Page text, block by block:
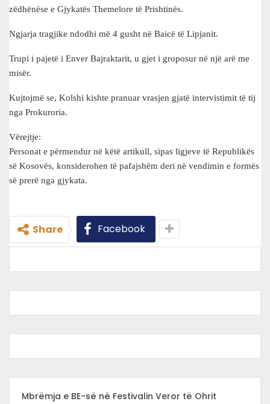
zëdhënëse e Gjykatës Themelore të Prishtinës.
Ngjarja tragjike ndodhi më 4 gusht në Baicë të Lipjanit.
Trupi i pajetë i Enver Bajraktarit, u gjet i groposur në një arë me
misër.
Kujtojmë se, Kolshi kishte pranuar vrasjen gjatë intervistimit të tij
nga Prokuroria.
Vërejtje:
Personat e përmendur në këtë artikull, sipas ligjeve të Republikës
së Kosovës, konsiderohen të pafajshëm deri në vendimin e formës
së prerë nga gjykata.
Share Facebook
Mbrëmja e BE-së në Festivalin Veror të Ohrit